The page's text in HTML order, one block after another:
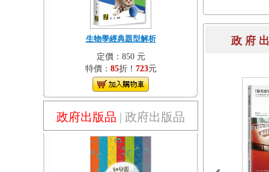
生物學經典題型解析
定價：850 元
特價： 85折！ 723元
政府出版品 | 政府出版品
政 府